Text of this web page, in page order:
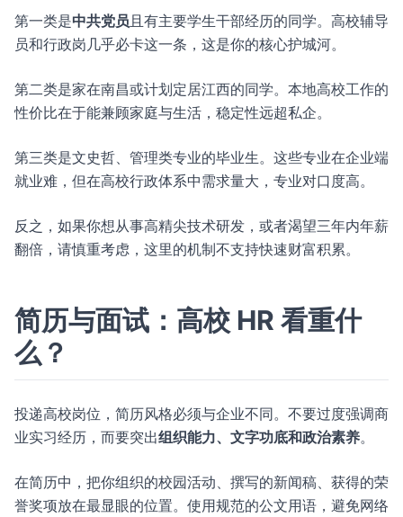
第一类是中共党员 且有主要学生干部经历的同学。高校辅导
员和行政岗几乎必卡这一条，这是你的核心护城河。
第二类是家在南昌或计划定居江西的同学。本地高校工作的
性价比在于能兼顾家庭与生活，稳定性远超私企。
第三类是文史哲、管理类专业的毕业生。这些专业在企业端
就业难，但在高校行政体系中需求量大，专业对口度高。
反之，如果你想从事高精尖技术研发，或者渴望三年内年薪
翻倍，请慎重考虑，这里的机制不支持快速财富积累。
简历与面试：高校 HR 看重什
么？
投递高校岗位，简历风格必须与企业不同。不要过度强调商
业实习经历，而要突出组织能力、文字功底和政治素养。
在简历中，把你组织的校园活动、撰写的新闻稿、获得的荣
誉奖项放在最显眼的位置。使用规范的公文用语，避免网络